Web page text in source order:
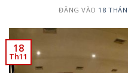
ĐĂNG VÀO 18
18
Th11